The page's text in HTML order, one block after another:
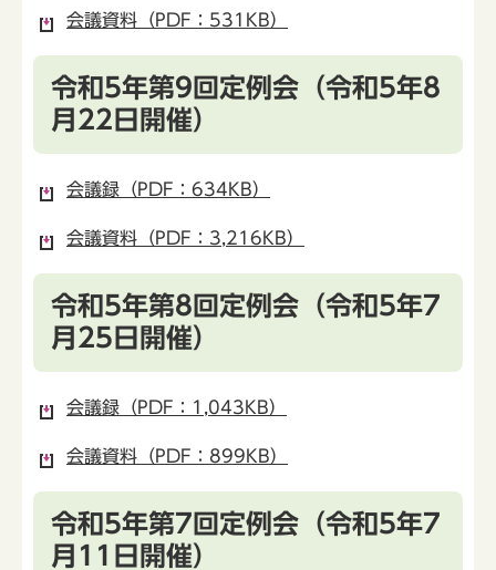
会議資料（PDF：531KB）
令和5年第9回定例会（令和5年8
月22日開催）
会議録（PDF：634KB）
会議資料（PDF：3,216KB）
令和5年第8回定例会（令和5年7
月25日開催）
会議録（PDF：1,043KB）
会議資料（PDF：899KB）
令和5年第7回定例会（令和5年7
月11日開催）